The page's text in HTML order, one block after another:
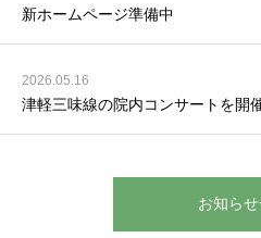
新ホームページ準備中
2026.05.16
津軽三味線の院内コンサートを開
お知ら